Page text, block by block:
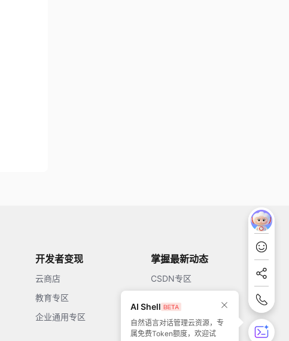
AI Shell
自然语言对话管理云资源，专
属免费Token额度，欢迎试
开发者变现
云商店
教育专区
企业通用专区
掌握最新动态
CSDN专区
开源中国
51CTO